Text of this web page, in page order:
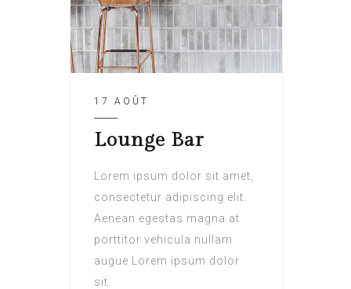
17 AOÛT
Lounge Bar
Lorem ipsum dolor sit amet,
consectetur adipiscing elit.
Aenean egestas magna at
porttitor vehicula nullam
augue Lorem ipsum dolor
sit.